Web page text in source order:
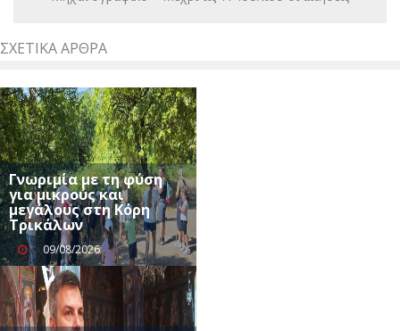
ΣΧΕΤΙΚΆ ΆΡΘΡΑ
Γνωριμία με τη φύση
για μικρούς και
μεγάλους στη Κόρη
Τρικάλων
09/08/2026